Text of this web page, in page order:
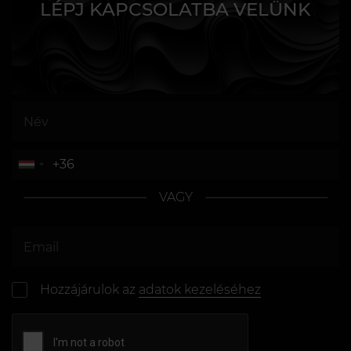
LÉPJ KAPCSOLATBA VELÜNK
VAGY
Hozzájárulok az adatok kezeléséhez